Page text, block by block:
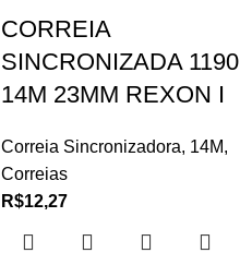
CORREIA
SINCRONIZADA 1190
14M 23MM REXON I
Correia Sincronizadora, 14M,
Correias
R$12,27